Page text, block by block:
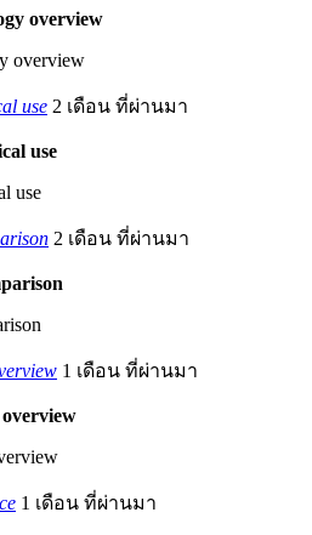
overview
overview
use 2 เดือน ที่ผ่านมา
use
use
2 เดือน ที่ผ่านมา
1 เดือน ที่ผ่านมา
1 เดือน ที่ผ่านมา